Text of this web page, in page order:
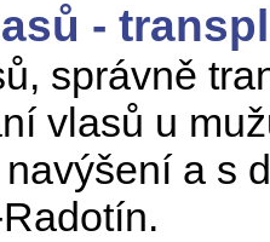
-
správně
vlasů u
a s